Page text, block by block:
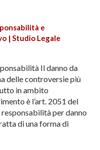
e
| Studio Legale
Il danno da
delle controversie più
in ambito
è l’art. 2051 del
per danno
di una forma di